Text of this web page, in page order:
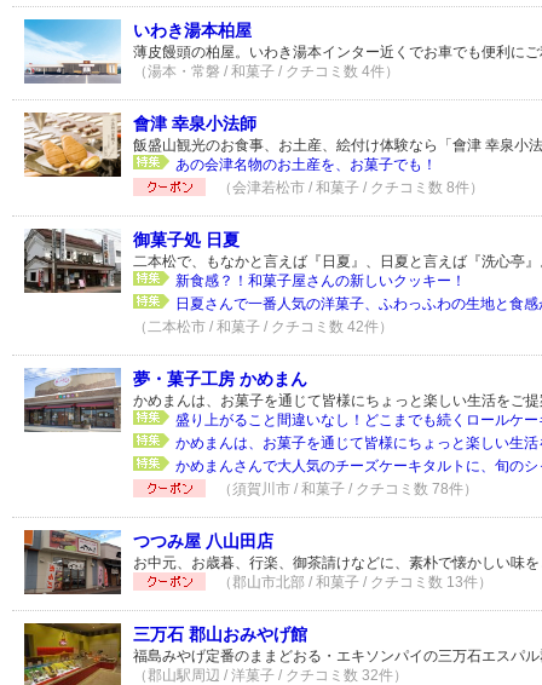
いわき湯本柏屋
薄皮饅頭の柏屋。いわき湯本インター近くでお車でも便利に
（湯本・常磐 / 和菓子 / クチコミ数 4件）
會津 幸泉小法師
飯盛山観光のお食事、お土産、絵付け体験なら「會津 幸泉小
あの会津名物のお土産を、お菓子でも！
（会津若松市 / 和菓子 / クチコミ数 8件）
御菓子処 日夏
二本松で、もなかと言えば『日夏』、日夏と言えば『洗心亭
新食感？！和菓子屋さんの新しいクッキー！
日夏さんで一番人気の洋菓子、ふわっふわの生地と食
（二本松市 / 和菓子 / クチコミ数 42件）
夢・菓子工房 かめまん
かめまんは、お菓子を通じて皆様にちょっと楽しい生活をご
盛り上がること間違いなし！どこまでも続くロールケー
かめまんは、お菓子を通じて皆様にちょっと楽しい生
かめまんさんで大人気のチーズケーキタルトに、旬の
（須賀川市 / 和菓子 / クチコミ数 78件）
つつみ屋 八山田店
お中元、お歳暮、行楽、御茶請けなどに、素朴で懐かしい味
（郡山市北部 / 和菓子 / クチコミ数 13件）
三万石 郡山おみやげ館
福島みやげ定番のままどおる・エキソンパイの三万石エスパル
（郡山駅周辺 / 洋菓子 / クチコミ数 32件）